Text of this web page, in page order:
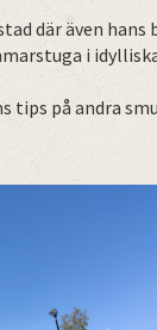
där även hans
i
tips på andra